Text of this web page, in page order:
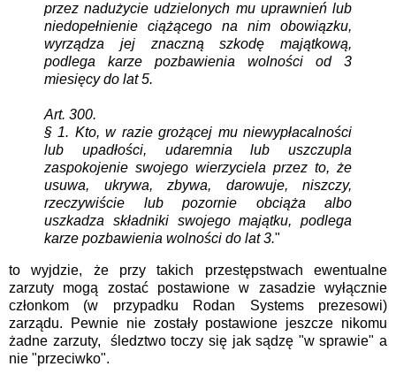
przez nadużycie udzielonych mu uprawnień lub
niedopełnienie ciążącego na nim obowiązku,
wyrządza jej znaczną szkodę majątkową,
podlega karze pozbawienia wolności od 3
miesięcy do lat 5.
Art. 300.
§ 1. Kto, w razie grożącej mu niewypłacalności
lub upadłości, udaremnia lub uszczupla
zaspokojenie swojego wierzyciela przez to, że
usuwa, ukrywa, zbywa, darowuje, niszczy,
rzeczywiście lub pozornie obciąża albo
uszkadza składniki swojego majątku, podlega
karze pozbawienia wolności do lat 3."
to wyjdzie, że przy takich przestępstwach ewentualne
zarzuty mogą zostać postawione w zasadzie wyłącznie
członkom (w przypadku Rodan Systems prezesowi)
zarządu. Pewnie nie zostały postawione jeszcze nikomu
żadne zarzuty, śledztwo toczy się jak sądzę "w sprawie" a
nie "przeciwko".